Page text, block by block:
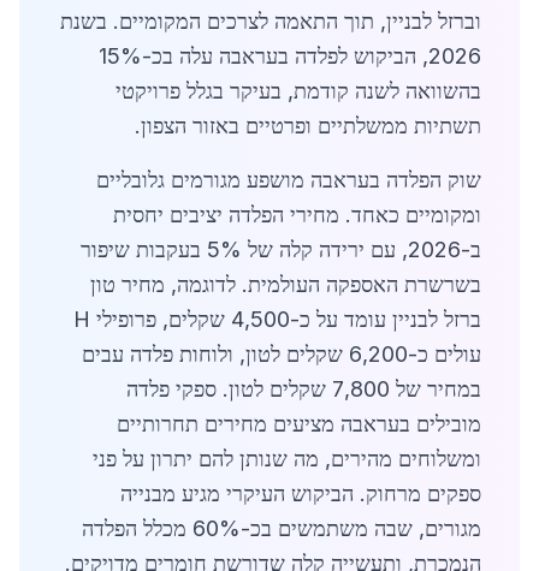
וברזל לבניין, תוך התאמה לצרכים המקומיים. בשנת
2026, הביקוש לפלדה בעראבה עלה בכ-15%
בהשוואה לשנה קודמת, בעיקר בגלל פרויקטי
תשתיות ממשלתיים ופרטיים באזור הצפון.
שוק הפלדה בעראבה מושפע מגורמים גלובליים
ומקומיים כאחד. מחירי הפלדה יציבים יחסית
ב-2026, עם ירידה קלה של 5% בעקבות שיפור
בשרשרת האספקה העולמית. לדוגמה, מחיר טון
ברזל לבניין עומד על כ-4,500 שקלים, פרופילי H
עולים כ-6,200 שקלים לטון, ולוחות פלדה עבים
במחיר של 7,800 שקלים לטון. ספקי פלדה
מובילים בעראבה מציעים מחירים תחרותיים
ומשלוחים מהירים, מה שנותן להם יתרון על פני
ספקים מרחוק. הביקוש העיקרי מגיע מבנייה
מגורים, שבה משתמשים בכ-60% מכלל הפלדה
הנמכרת, ותעשייה קלה שדורשת חומרים מדויקים.